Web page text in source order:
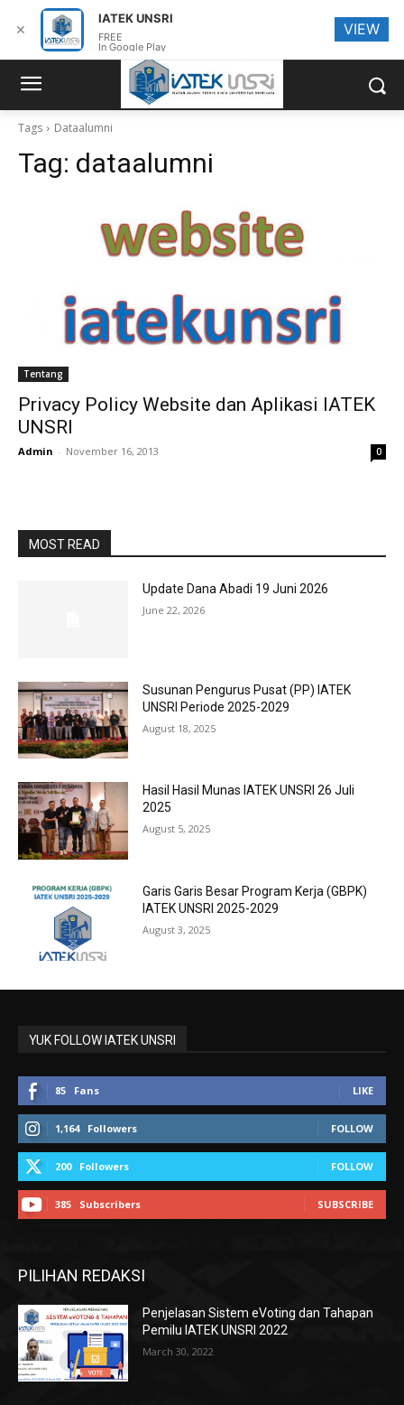
Tags Dataalumni
Tag: dataalumni
Tentang
Privacy Policy Website dan Aplikasi IATEK
UNSRI
Admin - November 16, 2013 0
MOST READ
Update Dana Abadi 19 Juni 2026
June 22, 2026
Susunan Pengurus Pusat (PP) IATEK
UNSRI Periode 2025-2029
August 18, 2025
Hasil Hasil Munas IATEK UNSRI 26 Juli
2025
August 5, 2025
Garis Garis Besar Program Kerja (GBPK)
IATEK UNSRI 2025-2029
August 3, 2025
YUK FOLLOW IATEK UNSRI
85 Fans LIKE
1,164 Followers FOLLOW
200 Followers FOLLOW
385 Subscribers SUBSCRIBE
PILIHAN REDAKSI
Penjelasan Sistem eVoting dan Tahapan
Pemilu IATEK UNSRI 2022
March 30, 2022
✕
IATEK UNSRI
FREE
In Google Play
VIEW